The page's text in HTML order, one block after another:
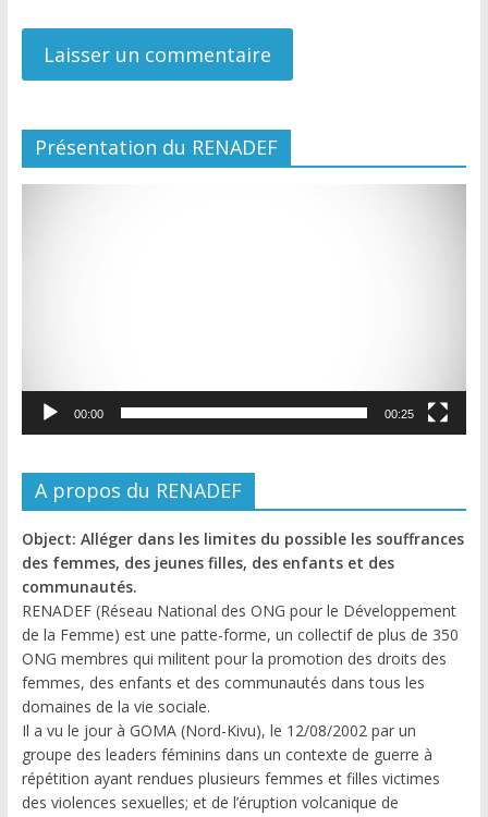
Présentation du RENADEF
00:00 00:25
A propos du RENADEF
Object: Alléger dans les limites du possible les souffrances
des femmes, des jeunes filles, des enfants et des
communautés.
RENADEF (Réseau National des ONG pour le Développement
de la Femme) est une patte-forme, un collectif de plus de 350
ONG membres qui militent pour la promotion des droits des
femmes, des enfants et des communautés dans tous les
domaines de la vie sociale.
Il a vu le jour à GOMA (Nord-Kivu), le 12/08/2002 par un
groupe des leaders féminins dans un contexte de guerre à
répétition ayant rendues plusieurs femmes et filles victimes
des violences sexuelles; et de l’éruption volcanique de